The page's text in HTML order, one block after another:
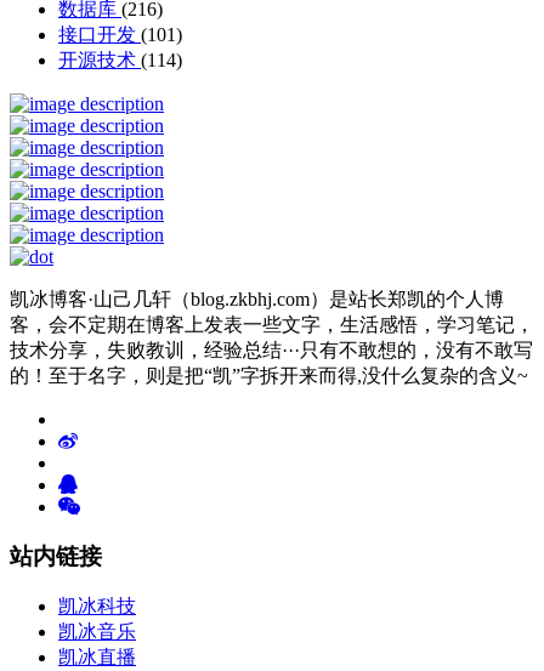
数据库 (216)
接口开发 (101)
开源技术 (114)
凯冰博客·山己几轩（blog.zkbhj.com）是站长郑凯的个人博
客，会不定期在博客上发表一些文字，生活感悟，学习笔记，
技术分享，失败教训，经验总结···只有不敢想的，没有不敢写
的！至于名字，则是把“凯”字拆开来而得,没什么复杂的含义~
站内链接
凯冰科技
凯冰音乐
凯冰直播